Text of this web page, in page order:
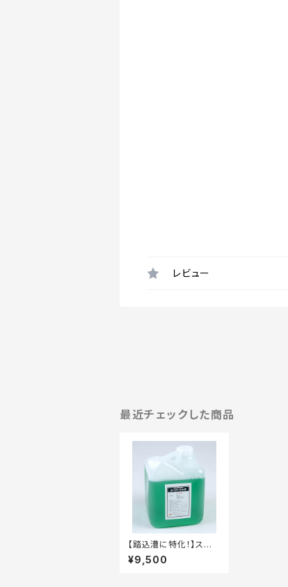
レビュー
最近チェックした商品
【踏込漕に特化！】スー
パーじゃぶ 10kg タ
フテナー容器
¥9,500